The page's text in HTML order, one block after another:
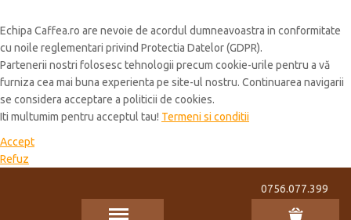
Echipa Caffea.ro are nevoie de acordul dumneavoastra in conformitate
cu noile reglementari privind Protectia Datelor (GDPR).
Partenerii nostri folosesc tehnologii precum cookie-urile pentru a vă
furniza cea mai buna experienta pe site-ul nostru. Continuarea navigarii
se considera acceptare a politicii de cookies.
Iti multumim pentru acceptul tau! Termeni si conditii
Accept
Refuz
0756.077.399